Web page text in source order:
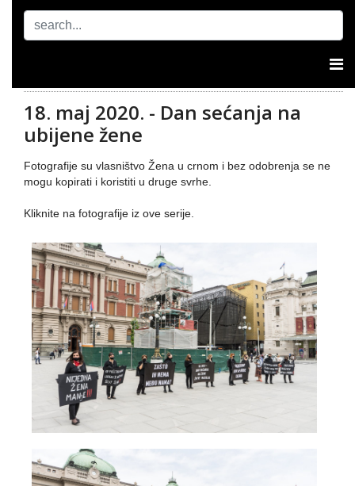
18. maj 2020. - Dan sećanja na
ubijene žene
Fotografije su vlasništvo Žena u crnom i bez odobrenja se ne
mogu kopirati i koristiti u druge svrhe.
Kliknite na fotografije iz ove serije.